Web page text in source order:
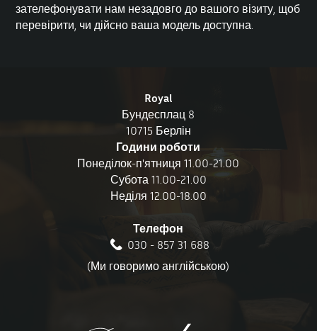
зателефонувати нам незадовго до вашого візиту, щоб
перевірити, чи дійсно ваша модель доступна.
Royal
Бундесплац 8
10715 Берлін
Години роботи
Понеділок-п'ятниця 11.00-21.00
Субота 11.00-21.00
Неділя 12.00-18.00
Телефон
030 - 857 31 688
(Ми говоримо англійською)